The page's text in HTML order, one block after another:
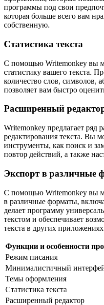
программы под свои
которая больше всего вам
собственную.
Статистика текста
С помощью Writemonkey вы
статистику вашего текста.
количество слов, символов,
позволяет вам быстро
Расширенный
Writemonkey предлагает
редактирования текста. Вы
инструменты, как поиск и
повтор действий, а также
Экспорт в различные
С помощью Writemonkey вы
в различные форматы,
делает программу
текстом и обеспечивает
текста в других
Функции и особенности
Режим писания
Минималистичный
Темы оформления
Статистика текста
Расширенный редактор